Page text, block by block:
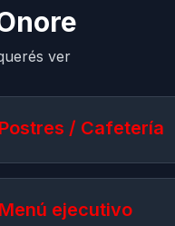
ver
Postres / Cafetería
Menú ejecutivo